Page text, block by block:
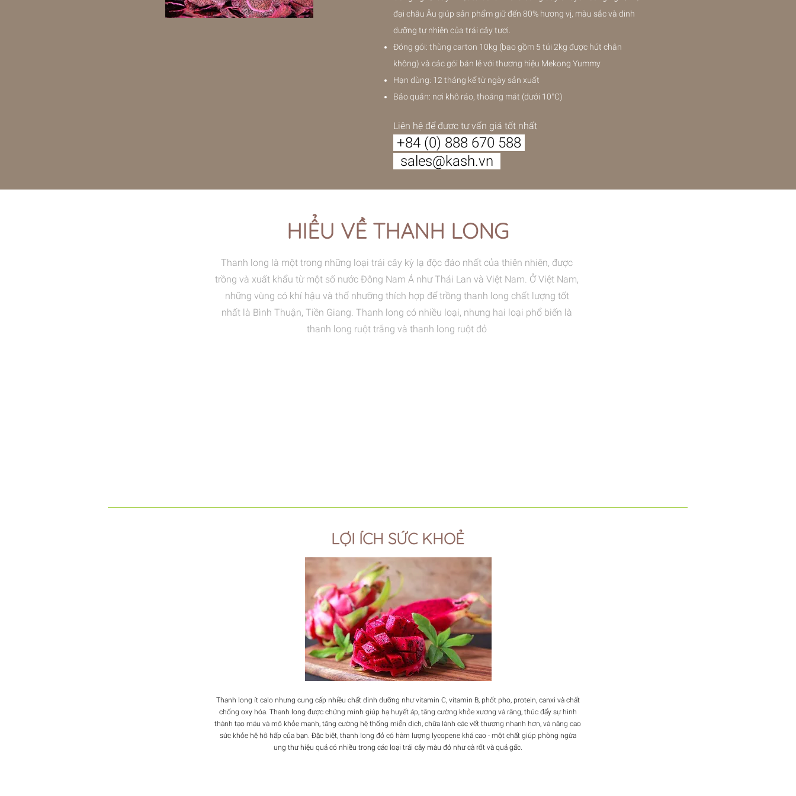
đại châu Âu giúp sản phẩm giữ đến 80% hương vị, màu sắc và dinh
dưỡng tự nhiên của trái cây tươi.
Đóng gói: thùng carton 10kg (bao gồm 5 túi 2kg được hút chân
không) và các gói bán lẻ với thương hiệu Mekong Yummy
Hạn dùng: 12 tháng kể từ ngày sản xuất
Bảo quản: nơi khô ráo, thoáng mát (dưới 10°C)
Liên hệ để được tư vấn giá tốt nhất
+84 (0) 888 670 588
sales@kash.vn
HIỂU VỀ THANH LONG
Thanh long là một trong những loại trái cây kỳ lạ độc đáo nhất của thiên nhiên, được
trồng và xuất khẩu từ một số nước Đông Nam Á như Thái Lan và Việt Nam. Ở Việt Nam,
những vùng có khí hậu và thổ nhưỡng thích hợp để trồng thanh long chất lượng tốt
nhất là Bình Thuận, Tiền Giang. Thanh long có nhiều loại, nhưng hai loại phổ biến là
thanh long ruột trắng và thanh long ruột đỏ
LỢI ÍCH SỨC KHOẺ
Thanh long ít calo nhưng cung cấp nhiều chất dinh dưỡng như vitamin C, vitamin B, phốt pho, protein, canxi và chất
chống oxy hóa. Thanh long được chứng minh giúp hạ huyết áp, tăng cường khỏe xương và răng, thúc đẩy sự hình
thành tạo máu và mô khỏe mạnh, tăng cường hệ thống miễn dịch, chữa lành các vết thương nhanh hơn, và nâng cao
sức khỏe hệ hô hấp của bạn. Đặc biệt, thanh long đỏ có hàm lượng lycopene khá cao - một chất giúp phòng ngừa
ung thư hiệu quả có nhiều trong các loại trái cây màu đỏ như cà rốt và quả gấc.